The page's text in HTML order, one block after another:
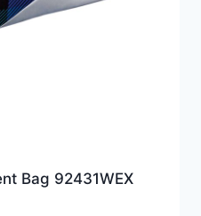
Bag 92431WEX